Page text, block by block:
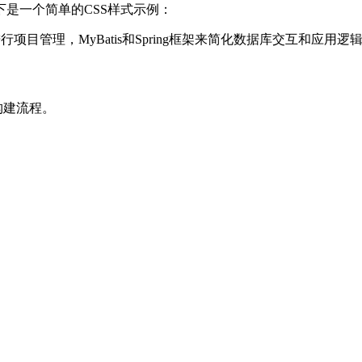
是一个简单的CSS样式示例：
项目管理，MyBatis和Spring框架来简化数据库交互和应用逻
流程。